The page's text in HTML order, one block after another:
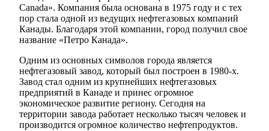
Canada». Компания была основана в 1975 году и с тех
пор стала одной из ведущих нефтегазовых компаний
Канады. Благодаря этой компании, город получил свое
название «Петро Канада».
Одним из основных символов города является
нефтегазовый завод, который был построен в 1980-х.
Завод стал одним из крупнейших нефтегазовых
предприятий в Канаде и принес огромное
экономическое развитие региону. Сегодня на
территории завода работает несколько тысяч человек и
производится огромное количество нефтепродуктов.